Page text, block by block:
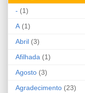
- (1)
A (1)
Abril (3)
Afilhada (1)
Agosto (3)
Agradecimento (23)